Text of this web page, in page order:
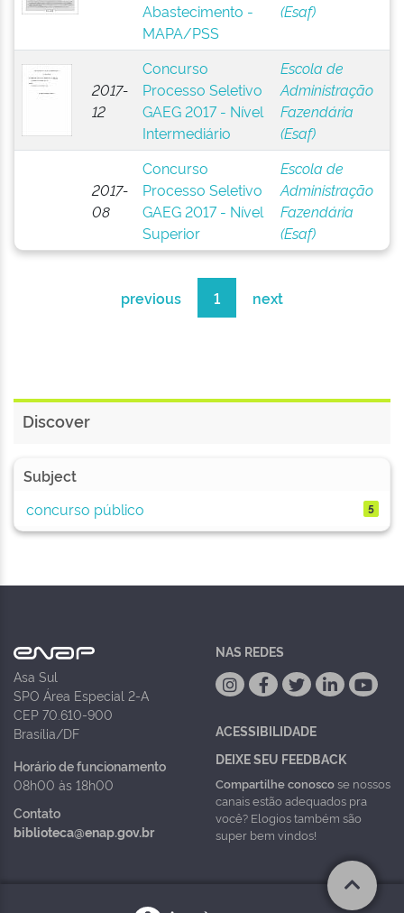
Abastecimento -
MAPA/PSS
(Esaf)
2017-
12
Concurso
Processo Seletivo
GAEG 2017 - Nível
Intermediário
Escola de
Administração
Fazendária
(Esaf)
2017-
08
Concurso
Processo Seletivo
GAEG 2017 - Nível
Superior
Escola de
Administração
Fazendária
(Esaf)
previous 1 next
Discover
Subject
concurso público
5
Asa Sul
SPO Área Especial 2-A
CEP 70.610-900
Brasília/DF
Horário de funcionamento
08h00 às 18h00
Contato
biblioteca@enap.gov.br
NAS REDES
ACESSIBILIDADE
DEIXE SEU FEEDBACK
Compartilhe conoscose nossos
canais estão adequados pra
você? Elogios também são
super bem vindos!